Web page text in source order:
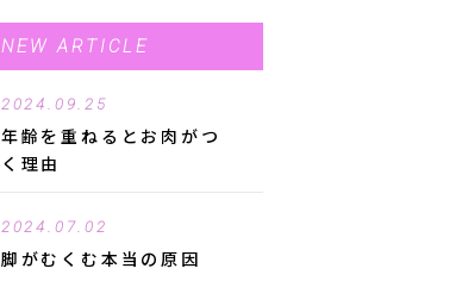
NEW ARTICLE
2024.09.25
年齢を重ねるとお肉がつ
く理由
2024.07.02
脚がむくむ本当の原因